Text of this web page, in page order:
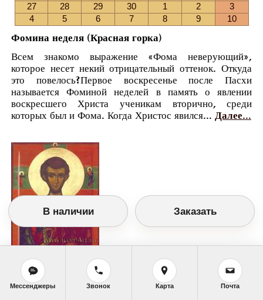
27
28 29 30 1 2
3
4
5 6 7 8 9 10
Фомина неделя (Красная горка)
Всем знакомо выражение «Фома неверующий»,
которое несет некий отрицательный оттенок. Откуда
это повелось?Первое воскресенье после Пасхи
называется Фоминой неделей в память о явлении
воскресшего Христа ученикам вторично, среди
которых был и Фома. Когда Христос явился... Далее...
Православный календарь
В наличии Заказать
Мессенджеры Звонок Карта Почта